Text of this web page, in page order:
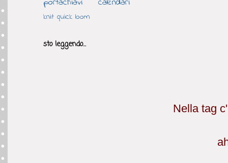
Nella tag
knit quick loom
sto leggendo...